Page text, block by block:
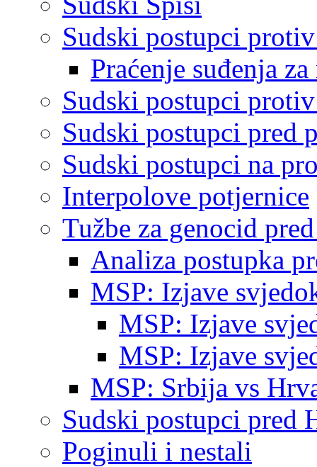
Sudski postupci
Praćenje suđenja
Sudski postupci
Sudski postupci pred
Sudski postupci na
Interpolove potjernice
Tužbe za genocid
Analiza postupka
MSP: Izjave
MSP: Izjave
MSP: Izjave
MSP: Srbija vs
Sudski postupci pred
Poginuli i nestali